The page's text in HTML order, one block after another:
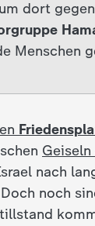
dort
Menschen
nach
noch